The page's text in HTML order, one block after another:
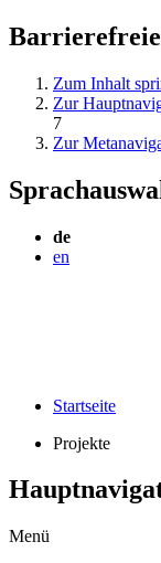
Barrierefreie
Zum Inhalt
Zur
7
Zur
de
en
Startseite
Projekte
Menü